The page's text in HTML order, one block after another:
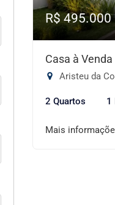
R$ 495.000
Casa à
Aristeu da
2 Quartos 1
Mais